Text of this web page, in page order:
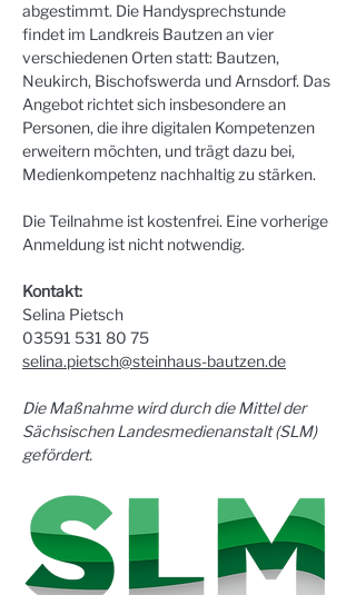
abgestimmt. Die Handysprechstunde
findet im Landkreis Bautzen an vier
verschiedenen Orten statt: Bautzen,
Neukirch, Bischofswerda und Arnsdorf. Das
Angebot richtet sich insbesondere an
Personen, die ihre digitalen Kompetenzen
erweitern möchten, und trägt dazu bei,
Medienkompetenz nachhaltig zu stärken.
Die Teilnahme ist kostenfrei. Eine vorherige
Anmeldung ist nicht notwendig.
Kontakt:
Selina Pietsch
03591 531 80 75
selina.pietsch@steinhaus-bautzen.de
Die Maßnahme wird durch die Mittel der
Sächsischen Landesmedienanstalt (SLM)
gefördert.